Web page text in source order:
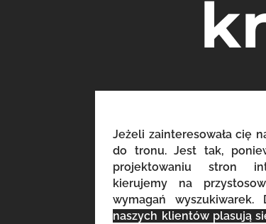
Jeżeli zainteresowała cię
do tronu. Jest tak,
projektowaniu stron
kierujemy na
wymagań
naszych klientów plasują